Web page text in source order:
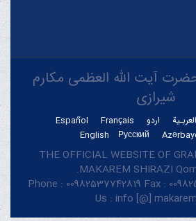
آیت الله العظمی مکارم
شیرازی
العربـیة اردو Français
Español
Русский
English
THE OFFICIAL WEBSITE OF
MAKAREM SHIRAZI
Phone : 00982537742819 Fax :
Us : info [@]